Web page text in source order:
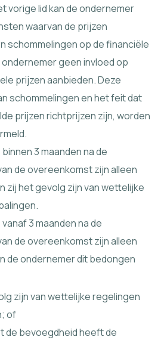
vorige lid kan de ondernemer
waarvan de prijzen
schommelingen op de financiële
geen invloed op
prijzen aanbieden. Deze
schommelingen en het feit dat
prijzen richtprijzen zijn, worden
3 maanden na de
de overeenkomst zijn alleen
zij het gevolg zijn van wettelijke
3 maanden na de
de overeenkomst zijn alleen
de ondernemer dit bedongen
zijn van wettelijke regelingen
of
de bevoegdheid heeft de